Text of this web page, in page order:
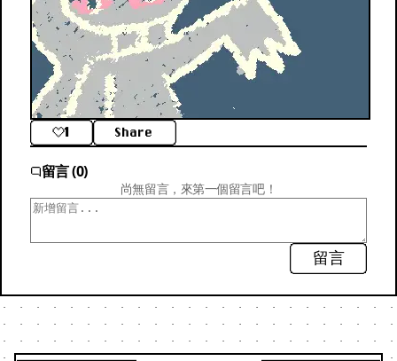
1 Share
留言 (0)
尚無留言，來第一個留言吧！
留言